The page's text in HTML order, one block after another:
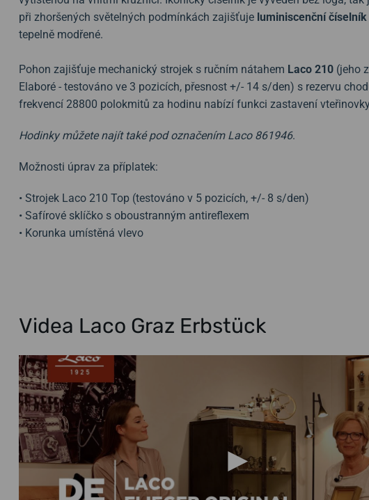
při zhoršených světelných podmínkách zajišťuje luminiscenční číselník
tepelně modřené.
Pohon zajišťuje mechanický strojek s ručním nátahem Laco 210 (jeho
Elaboré - testováno ve 3 pozicích, přesnost +/- 14 s/den) s rezervu
frekvencí 28800 polokmitů za hodinu nabízí funkci zastavení
Hodinky můžete najít také pod označením Laco 861946.
Možnosti úprav za příplatek:
• Strojek Laco 210 Top (testováno v 5 pozicích, +/- 8 s/den)
• Safírové sklíčko s oboustranným antireflexem
• Korunka umístěná vlevo
Videa Laco Graz Erbstück